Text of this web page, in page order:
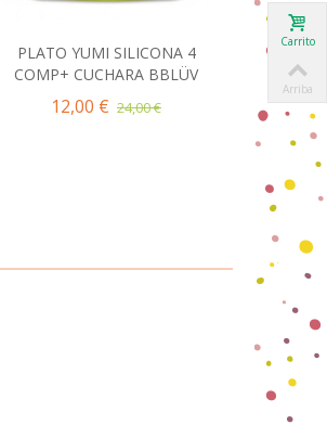
Añadir al carrito
PLATO YUMI SILICONA 4
COMP+ CUCHARA BBLÜV
12,00 € 24,00 €
Carrito
Arriba